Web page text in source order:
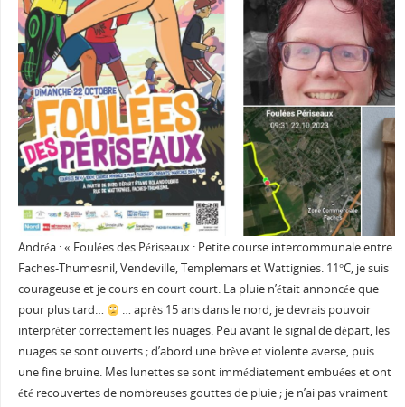
Andréa : « Foulées des Périseaux : Petite course intercommunale entre
Faches-Thumesnil, Vendeville, Templemars et Wattignies. 11°C, je suis
courageuse et je cours en court court. La pluie n’était annoncée que
pour plus tard…
… après 15 ans dans le nord, je devrais pouvoir
interpréter correctement les nuages. Peu avant le signal de départ, les
nuages se sont ouverts ; d’abord une brève et violente averse, puis
une fine bruine. Mes lunettes se sont immédiatement embuées et ont
été recouvertes de nombreuses gouttes de pluie ; je n’ai pas vraiment